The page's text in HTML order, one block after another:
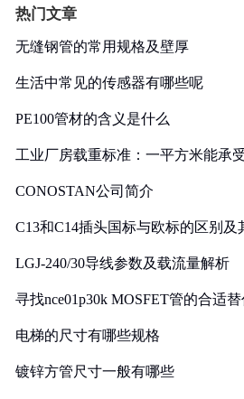
热门文章
无缝钢管的常用规格及壁厚
生活中常见的传感器有哪些呢
PE100管材的含义是什么
工业厂房载重标准：一平方米能承
CONOSTAN公司简介
C13和C14插头国标与欧标的区别及
LGJ-240/30导线参数及载流量解析
寻找nce01p30k MOSFET管的合适
电梯的尺寸有哪些规格
镀锌方管尺寸一般有哪些